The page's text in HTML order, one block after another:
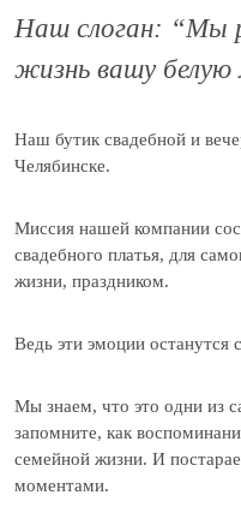
Наш слоган: “Мы
жизнь вашу белую
Наш бутик свадебной и
Челябинске.
Миссия нашей компании
свадебного платья, для
жизни, праздником.
Ведь эти эмоции
Мы знаем, что это одни из
запомните, как
семейной жизни. И
моментами.